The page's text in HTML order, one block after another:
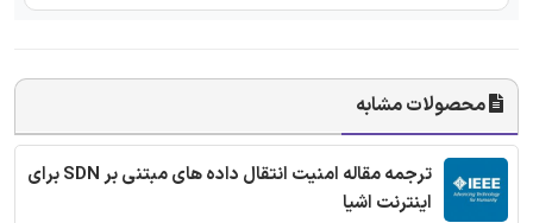
محصولات مشابه
ترجمه مقاله امنیت انتقال داده های مبتنی بر SDN برای
اینترنت اشیا